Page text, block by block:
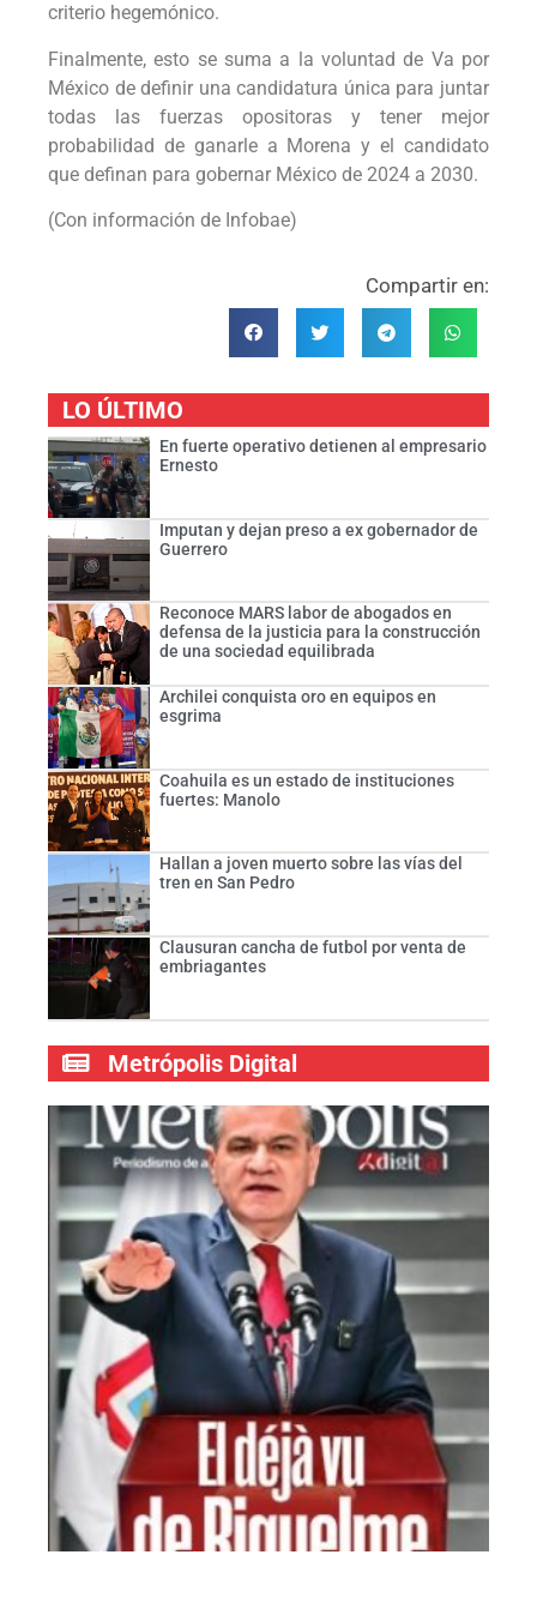
criterio hegemónico.
Finalmente, esto se suma a la voluntad de Va por
México de definir una candidatura única para juntar
todas las fuerzas opositoras y tener mejor
probabilidad de ganarle a Morena y el candidato
que definan para gobernar México de 2024 a 2030.
(Con información de Infobae)
Compartir en:
LO ÚLTIMO
En fuerte operativo detienen al empresario
Ernesto
Imputan y dejan preso a ex gobernador de
Guerrero
Reconoce MARS labor de abogados en
defensa de la justicia para la construcción
de una sociedad equilibrada
Archilei conquista oro en equipos en
esgrima
Coahuila es un estado de instituciones
fuertes: Manolo
Hallan a joven muerto sobre las vías del
tren en San Pedro
Clausuran cancha de futbol por venta de
embriagantes
Metrópolis Digital